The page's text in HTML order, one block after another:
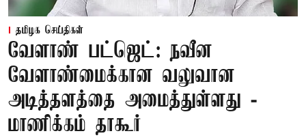
தமிழக செய்திகள்
வேளாண் பட்ஜெட்: நவீன
வேளாண்மைக்கான வலுவான
அடித்தளத்தை அமைத்துள்ளது -
மாணிக்கம் தாகூர்